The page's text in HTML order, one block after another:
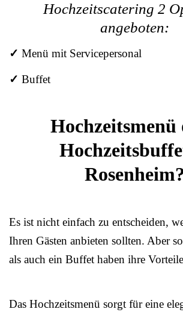
Hochzeitscatering 2
angeboten:
✓ Menü mit Servicepersonal
✓ Buffet
Hochzeitsmenü
Rosenheim?
Es ist nicht einfach zu entscheiden,
Ihren Gästen anbieten sollten. Aber
als auch ein Buffet haben ihre
Das Hochzeitsmenü sorgt für eine